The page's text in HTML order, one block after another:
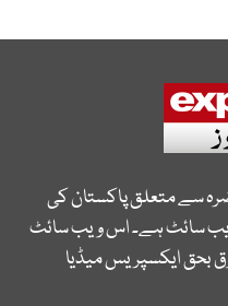
سے متعلق پاکستان کی
سائٹ ہے۔ اس ویب سائٹ
بحق ایکسپریس میڈیا